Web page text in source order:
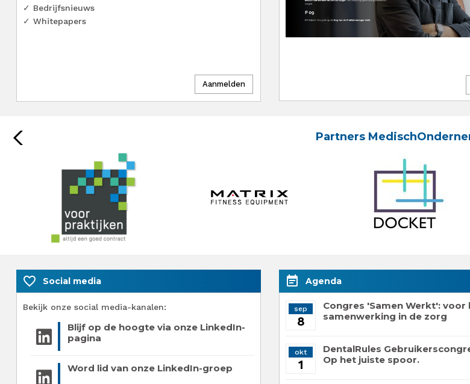
✓ Bedrijfsnieuws
✓ Whitepapers
Partners
favorite_border Social media
Bekijk onze social media-kanalen:
Blijf op de hoogte via onze LinkedIn-
pagina
Word lid van onze LinkedIn-groep
event_note Agenda
sep
8
Congres 'Samen Werkt': voor
samenwerking in de zorg
okt
1
DentalRules
Op het juiste spoor.